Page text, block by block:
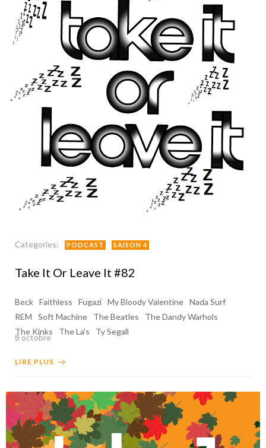
Categories: PODCAST SAISON 4
Take It Or Leave It #82
Beck Faithless Fugazi My Bloody Valentine Nada Surf
REM
Soft Machine The Beatles
The Dandy Warhols
The Kinks
The La's Ty Segall
8 octobre
LIRE PLUS